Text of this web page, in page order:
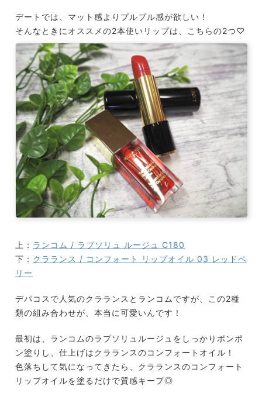
デートでは、マット感よりプルプル感が欲しい！
そんなときにオススメの2本使いリップは、こちらの2つ♡
上： ランコム / ラプソリュ ルージュ C180
下： クラランス / コンフォート リップオイル 03 レッドベ
リー
デパコスで人気のクラランスとランコムですが、この2種
類の組み合わせが、本当に可愛いんです！
最初は、ランコムのラプソリュルージュをしっかりポンポ
ン塗りし、仕上げはクラランスのコンフォートオイル！
色落ちして気になってきたら、クラランスのコンフォート
リップオイルを塗るだけで質感キープ◎